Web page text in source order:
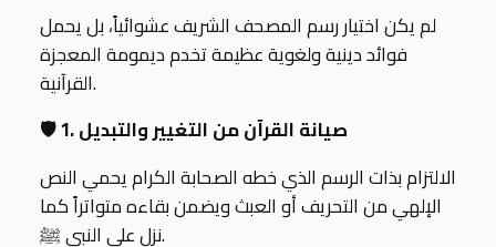
لم يكن اختيار رسم المصحف الشريف عشوائياً، بل يحمل
فوائد دينية ولغوية عظيمة تخدم ديمومة المعجزة
القرآنية.
🛡️ 1. صيانة القرآن من التغيير والتبديل
الالتزام بذات الرسم الذي خطه الصحابة الكرام يحمي النص
الإلهي من التحريف أو العبث ويضمن بقاءه متواتراً كما
نزل على النبي ﷺ.